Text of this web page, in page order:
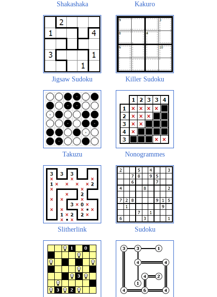
Shakashaka Kakuro
Jigsaw Sudoku Killer Sudoku
Takuzu Nonogrammes
Slitherlink Sudoku